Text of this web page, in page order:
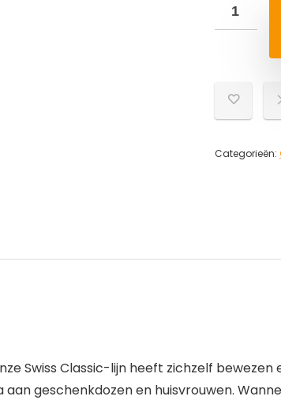
Categorieën:
Swiss Classic-lijn heeft zichzelf
geschenkdozen en huisvrouwen.